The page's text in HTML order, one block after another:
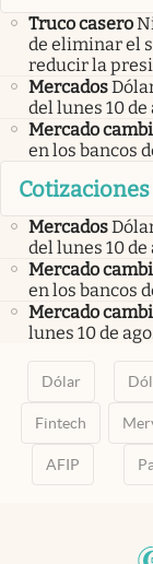
Truco casero
de eliminar el
reducir la
Mercados
del lunes 10
Mercado
en los bancos
Cotizaciones
Mercados
del lunes 10
Mercado
en los bancos
Mercado
lunes 10 de
Dólar
Fintech
AFIP